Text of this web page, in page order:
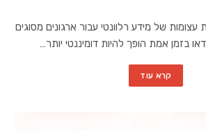
עצומות של מידע רלוונטי עבור ארגונים מסוגים
בזמן אמת הופך להיות דומיננטי יותר…
קרא עוד